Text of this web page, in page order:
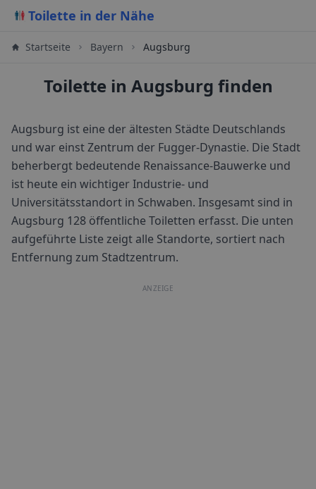
Toilette in der Nähe
Startseite Bayern Augsburg
Toilette in Augsburg finden
Augsburg ist eine der ältesten Städte Deutschlands
und war einst Zentrum der Fugger-Dynastie. Die Stadt
beherbergt bedeutende Renaissance-Bauwerke und
ist heute ein wichtiger Industrie- und
Universitätsstandort in Schwaben. Insgesamt sind in
Augsburg 128 öffentliche Toiletten erfasst. Die unten
aufgeführte Liste zeigt alle Standorte, sortiert nach
Entfernung zum Stadtzentrum.
ANZEIGE